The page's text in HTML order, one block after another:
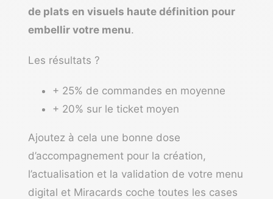
de plats en visuels haute définition pour
embellir votre menu.
Les résultats ?
+ 25% de commandes en moyenne
+ 20% sur le ticket moyen
Ajoutez à cela une bonne dose
d’accompagnement pour la création,
l’actualisation et la validation de votre menu
digital et Miracards coche toutes les cases